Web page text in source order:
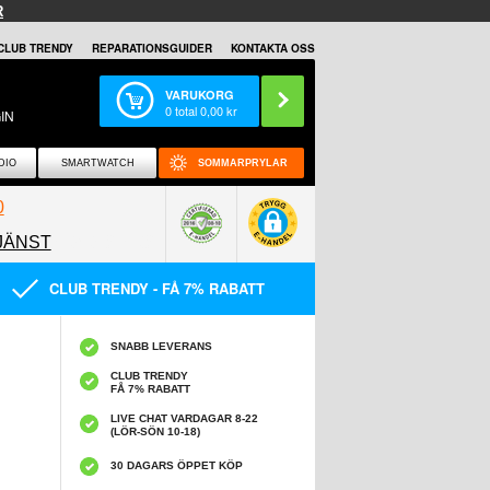
TRENDY REPARATIONSGUIDER KONTAKTA OSS
VARUKORG
0total0,00kr
SMARTWATCH SOMMARPRYLAR
CLUB TRENDY - FÅ 7% RABATT
SNABB LEVERANS
CLUB TRENDY
FÅ 7% RABATT
LIVE CHAT VARDAGAR 8-22
(LÖR-SÖN 10-18)
30 DAGARS ÖPPET KÖP